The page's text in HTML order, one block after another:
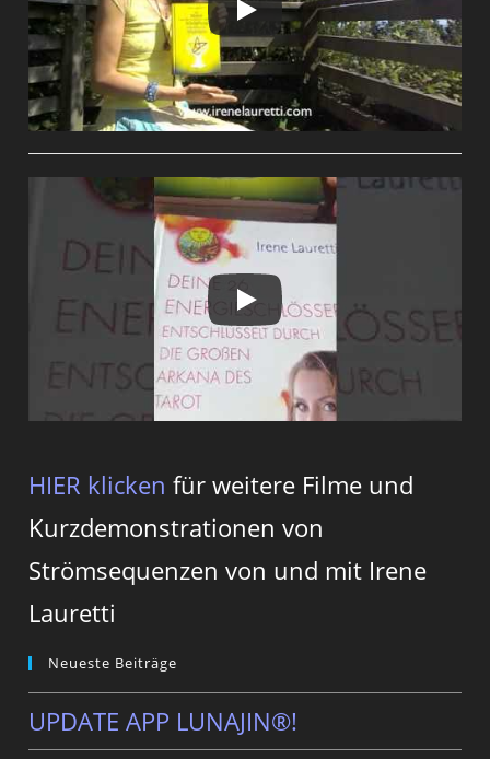
HIER klicken für weitere Filme und
Kurzdemonstrationen von
Strömsequenzen von und mit Irene
Lauretti
Neueste Beiträge
UPDATE APP LUNAJIN®!